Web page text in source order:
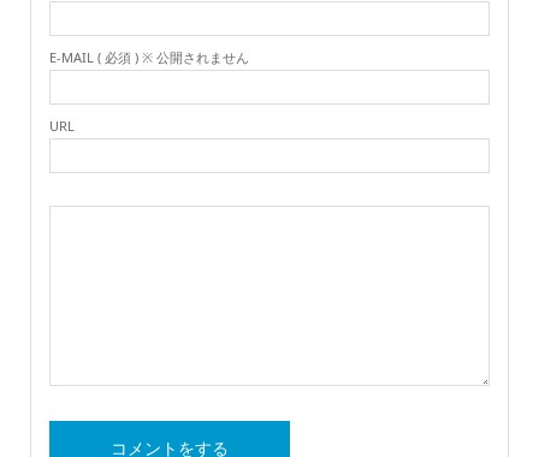
E-MAIL ( 必須 ) ※ 公開されません
URL